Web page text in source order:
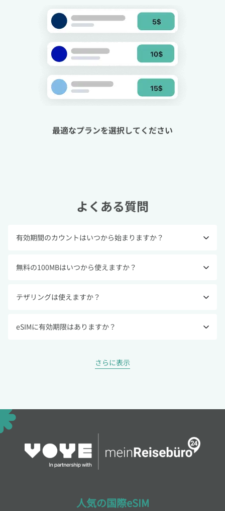
最適なプランを選択してください
よくある質問
有効期間のカウントはいつから始まりますか？
無料の100MBはいつから使えますか？
テザリングは使えますか？
eSIMに有効期限はありますか？
さらに表示
人気の国際eSIM